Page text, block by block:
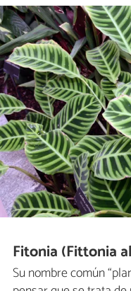
Fitonia (Fittonia
Su nombre común